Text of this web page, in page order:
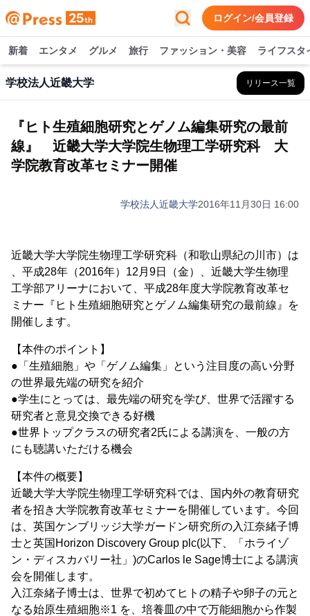
ログイン/会員登録
新着 エンタメ グルメ 旅行 ファッション・美容 ライフスタ
学校法人近畿大学 リリース一覧
『ヒト生殖細胞研究とゲノム編集研究の最前
線』 近畿大学大学院生物理工学研究科 大
学院教育改革セミナー開催
学校法人近畿大学2016年11月30日 16:00
近畿大学大学院生物理工学研究科（和歌山県紀の川市）は
、平成28年（2016年）12月9日（金）、近畿大学生物理
工学部アリーナにおいて、平成28年度大学院教育改革セ
ミナー『ヒト生殖細胞研究とゲノム編集研究の最前線』を
開催します。
【本件のポイント】
●「生殖細胞」や「ゲノム編集」という注目度の高い分野
の世界最先端の研究を紹介
●学生にとっては、最先端の研究を学び、世界で活躍する
研究者と意見交換できる好機
●世界トップクラスの研究者2氏による講演を、一般の方
にも聴講いただける機会
【本件の概要】
近畿大学大学院生物理工学研究科では、国内外の教育研究
者を招き大学院教育改革セミナーを開催しています。今回
は、英国ケンブリッジ大学ガードン研究所の入江奈緒子博
士と英国Horizon Discovery Group plc(以下、「ホライゾ
ン・ディスカバリー社」)のCarlos le Sage博士による講演
会を開催します。
入江奈緒子博士は、世界で初めてヒトの精子や卵子の元と
なる始原生殖細胞※1 を、培養皿の中で万能細胞から作製